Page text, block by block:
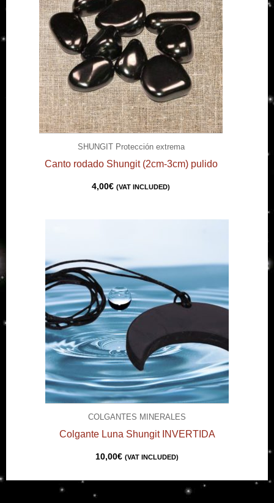
SHUNGIT Protección extrema
Canto rodado Shungit (2cm-3cm) pulido
4,00€ (VAT INCLUDED)
COLGANTES MINERALES
Colgante Luna Shungit INVERTIDA
10,00€ (VAT INCLUDED)